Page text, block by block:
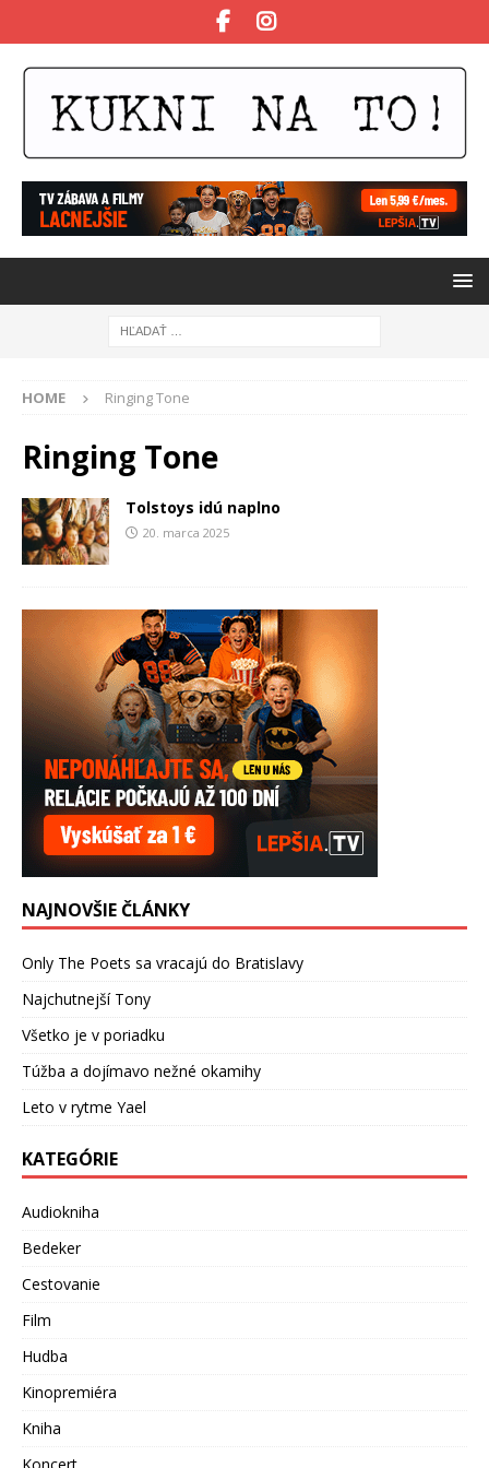
HOME Ringing Tone
Ringing Tone
Tolstoys idú naplno
20. marca 2025
NAJNOVŠIE ČLÁNKY
Only The Poets sa vracajú do Bratislavy
Najchutnejší Tony
Všetko je v poriadku
Túžba a dojímavo nežné okamihy
Leto v rytme Yael
KATEGÓRIE
Audiokniha
Bedeker
Cestovanie
Film
Hudba
Kinopremiéra
Kniha
Koncert